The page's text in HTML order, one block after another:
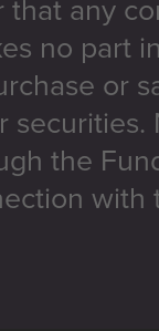
that any
no part
or
the
with